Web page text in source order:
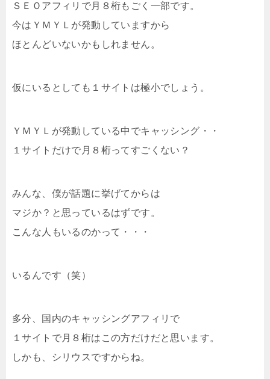
ＳＥＯアフィリで月８桁もごく一部です。
今はＹＭＹＬが発動していますから
ほとんどいないかもしれません。
仮にいるとしても１サイトは極小でしょう。
ＹＭＹＬが発動している中でキャッシング・・
１サイトだけで月８桁ってすごくない？
みんな、僕が話題に挙げてからは
マジか？と思っているはずです。
こんな人もいるのかって・・・
いるんです（笑）
多分、国内のキャッシングアフィリで
１サイトで月８桁はこの方だけだと思います。
しかも、シリウスですからね。